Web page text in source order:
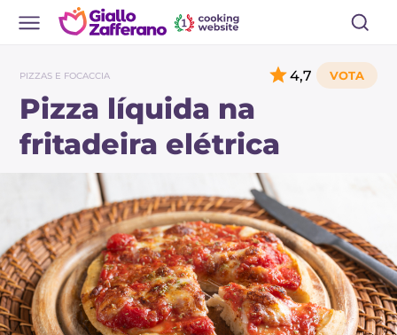
PIZZAS E FOCACCIA
Pizza líquida na
fritadeira elétrica
4,7